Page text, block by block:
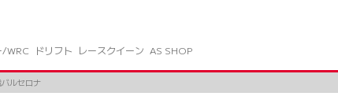
/WRC ドリフト レースクイーン AS SHOP
ルセロナ